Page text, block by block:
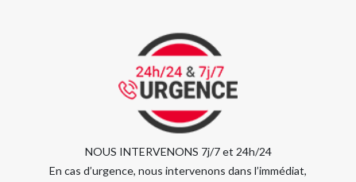
NOUS INTERVENONS 7j/7 et 24h/24
En cas d’urgence, nous intervenons dans l’immédiat,